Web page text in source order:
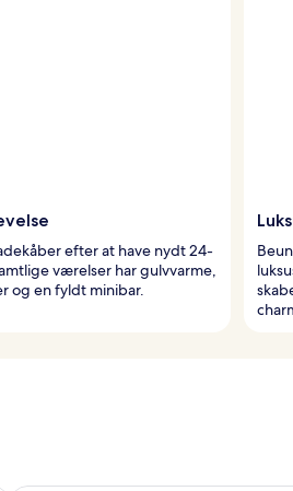
efter at have nydt 24-
værelser har gulvvarme,
og en fyldt minibar.